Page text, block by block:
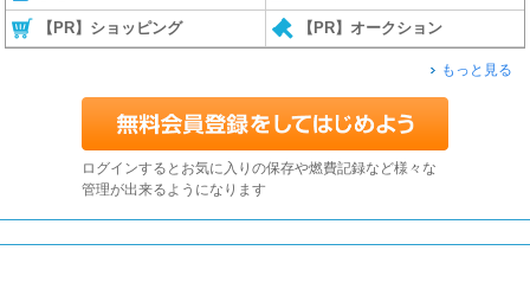
【PR】ショッピング 【PR】オークション
もっと見る
ログインするとお気に入りの保存や燃費記録など様々な
管理が出来るようになります